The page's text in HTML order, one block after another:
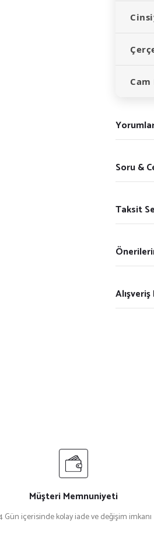
Cam
Soru &
Taksit
Müşteri Memnuniyeti
Gün içerisinde kolay iade ve değişim imkanı